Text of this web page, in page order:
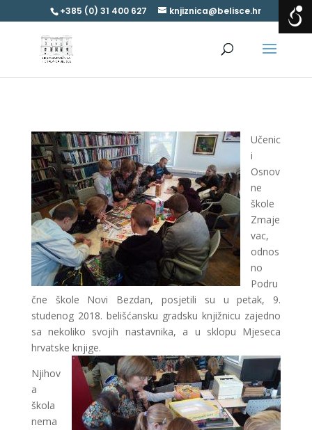
+385 (0) 31 400 627 knjiznica@belisce.hr
Učenic
i
Osnov
ne
škole
Zmaje
vac,
odnos
no
Podru
čne škole Novi Bezdan, posjetili su u petak, 9.
studenog 2018. belišćansku gradsku knjižnicu zajedno
sa nekoliko svojih nastavnika, a u sklopu Mjeseca
hrvatske knjige.
Njihov
a
škola
nema